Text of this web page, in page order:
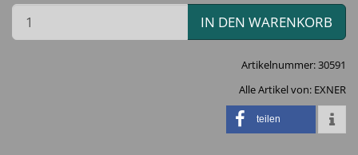
IN DEN WARENKORB
Artikelnummer:30591
Alle Artikel von: EXNER
teilen